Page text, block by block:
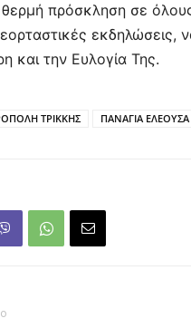
πρόσκληση σε
εκδηλώσεις,
και την Ευλογία Της.
ΤΡΙΚΚΗΣ ΠΑΝΑΓΙΑ ΕΛΕΟΥΣΑ